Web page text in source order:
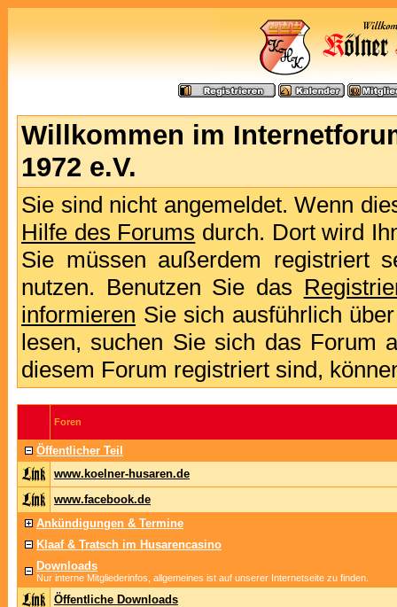
Willkommen im
1972 e.V.
Sie sind nicht angemeldet. Wenn
Hilfe des Forums durch. Dort wird
Sie müssen außerdem registriert
nutzen. Benutzen Sie das
informieren Sie sich ausführlich
lesen, suchen Sie sich das Forum
diesem Forum registriert sind,
Foren
Öffentlicher Teil
www.koelner-husaren.de
www.facebook.de
Ankündigungen & Termine
Klaaf & Tratsch im Husarencasino
Downloads
Nur interne Mitgliederinfos, allgemeines ist auf unserer Internetseite zu finden.
Öffentliche Downloads